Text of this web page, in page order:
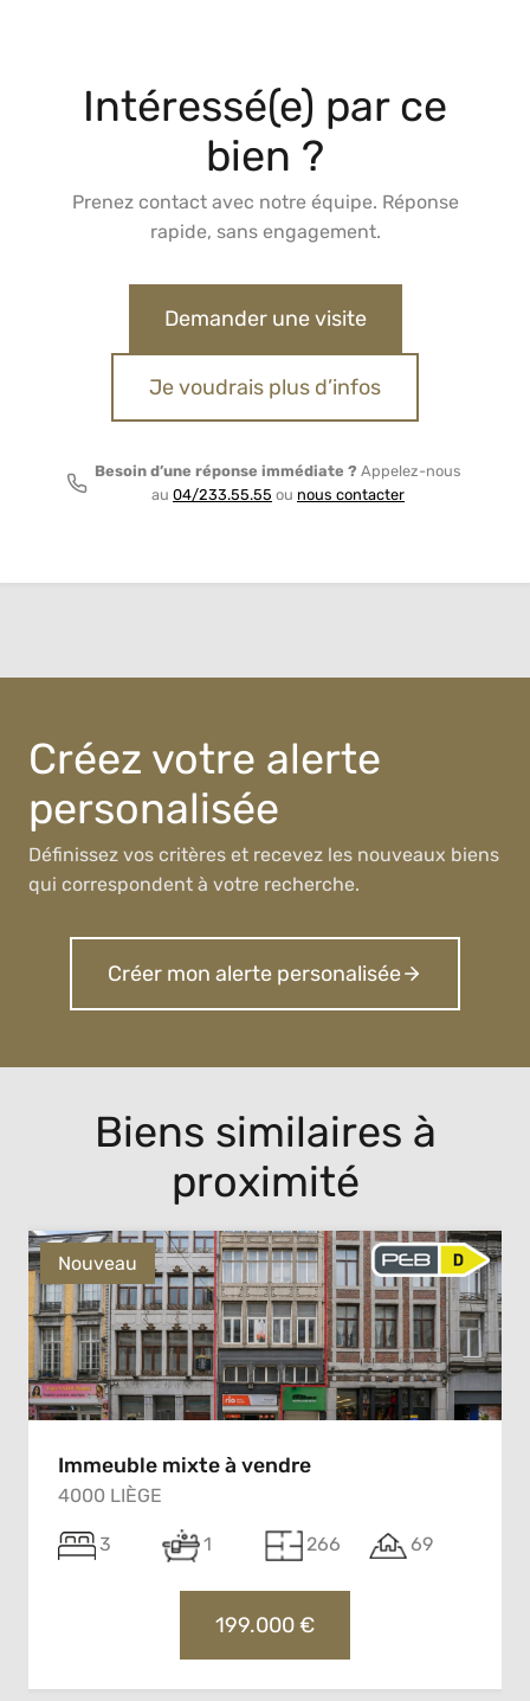
Intéressé(e) par ce
bien ?
Prenez contact avec notre équipe. Réponse
rapide, sans engagement.
Demander une visite
Je voudrais plus d’infos
Besoin d’une réponse immédiate ? Appelez-nous
au 04/233.55.55 ou nous contacter
Créez votre alerte
personalisée
Définissez vos critères et recevez les nouveaux biens
qui correspondent à votre recherche.
Créer mon alerte personalisée
Biens similaires à
proximité
Nouveau
Immeuble mixte à vendre
4000 LIÈGE
3 1 266 69
199.000 €